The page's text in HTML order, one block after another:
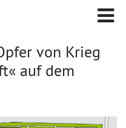
von Krieg
auf dem